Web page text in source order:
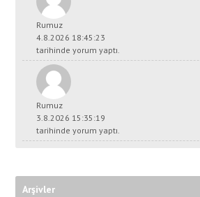
Rumuz
4.8.2026 18:45:23
tarihinde yorum yaptı.
Rumuz
3.8.2026 15:35:19
tarihinde yorum yaptı.
Arşivler